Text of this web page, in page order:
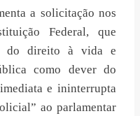
a solicitação nos
Federal, que
do direito à vida e
como dever do
e ininterrupta
ao parlamentar